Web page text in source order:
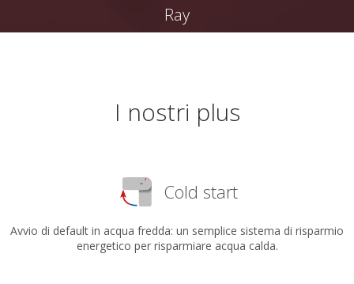
Ray
I nostri plus
Cold start
Avvio di default in acqua fredda: un semplice sistema di risparmio
energetico per risparmiare acqua calda.